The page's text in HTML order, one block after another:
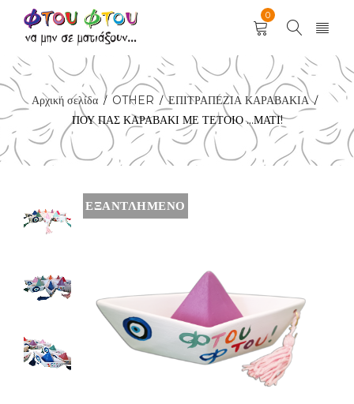
0
Αρχική σελίδα / OTHER / ΕΠΙΤΡΑΠΕΖΙΑ ΚΑΡΑΒΑΚΙΑ /
ΠΟΥ ΠΑΣ ΚΑΡΑΒΑΚΙ ΜΕ ΤΕΤΟΙΟ …ΜΑΤΙ!
ΕΞΑΝΤΛΗΜΈΝΟ